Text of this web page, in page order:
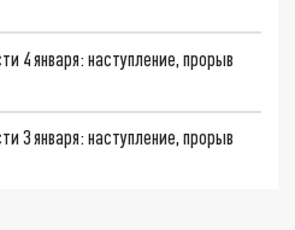
4 января: наступление, прорыв
3 января: наступление, прорыв